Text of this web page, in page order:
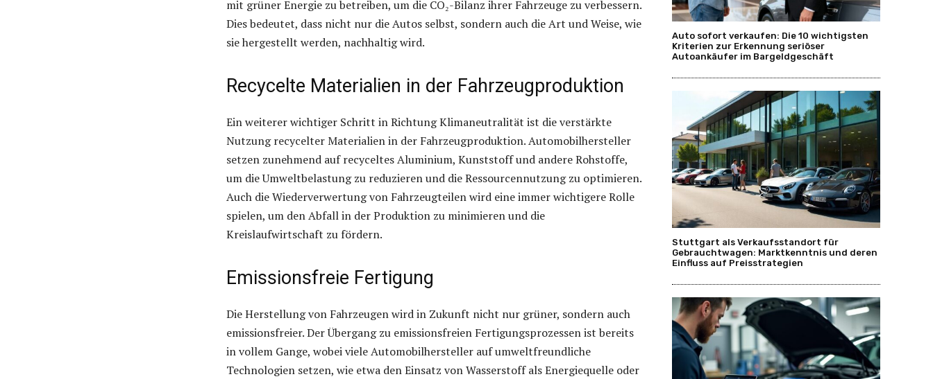
mit grüner Energie zu betreiben, um die CO₂-Bilanz ihrer Fahrzeuge zu verbessern.
Dies bedeutet, dass nicht nur die Autos selbst, sondern auch die Art und Weise, wie
sie hergestellt werden, nachhaltig wird.
Recycelte Materialien in der Fahrzeugproduktion
Ein weiterer wichtiger Schritt in Richtung Klimaneutralität ist die verstärkte
Nutzung recycelter Materialien in der Fahrzeugproduktion. Automobilhersteller
setzen zunehmend auf recyceltes Aluminium, Kunststoff und andere Rohstoffe,
um die Umweltbelastung zu reduzieren und die Ressourcennutzung zu optimieren.
Auch die Wiederverwertung von Fahrzeugteilen wird eine immer wichtigere Rolle
spielen, um den Abfall in der Produktion zu minimieren und die
Kreislaufwirtschaft zu fördern.
Emissionsfreie Fertigung
Die Herstellung von Fahrzeugen wird in Zukunft nicht nur grüner, sondern auch
emissionsfreier. Der Übergang zu emissionsfreien Fertigungsprozessen ist bereits
in vollem Gange, wobei viele Automobilhersteller auf umweltfreundliche
Technologien setzen, wie etwa den Einsatz von Wasserstoff als Energiequelle oder
Auto sofort verkaufen: Die 10 wichtigsten
Kriterien zur Erkennung seriöser
Autoankäufer im Bargeldgeschäft
Stuttgart als Verkaufsstandort für
Gebrauchtwagen: Marktkenntnis und deren
Einfluss auf Preisstrategien